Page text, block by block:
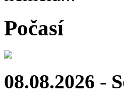
Počasí
08.08.2026 -